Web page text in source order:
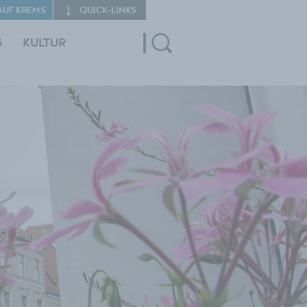
KULTUR
KREMS QUICK‑LINKS